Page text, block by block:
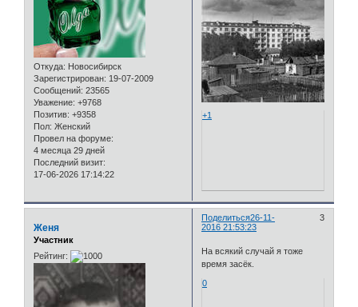
Откуда: Новосибирск
Зарегистрирован: 19-07-2009
Сообщений: 23565
Уважение: +9768
Позитив: +9358
Пол: Женский
Провел на форуме:
4 месяца 29 дней
Последний визит:
17-06-2026 17:14:22
+1
Поделиться 3
26-11-
2016 21:53:23
Женя
Участник
Рейтинг:
На всякий случай я тоже
время засёк.
0